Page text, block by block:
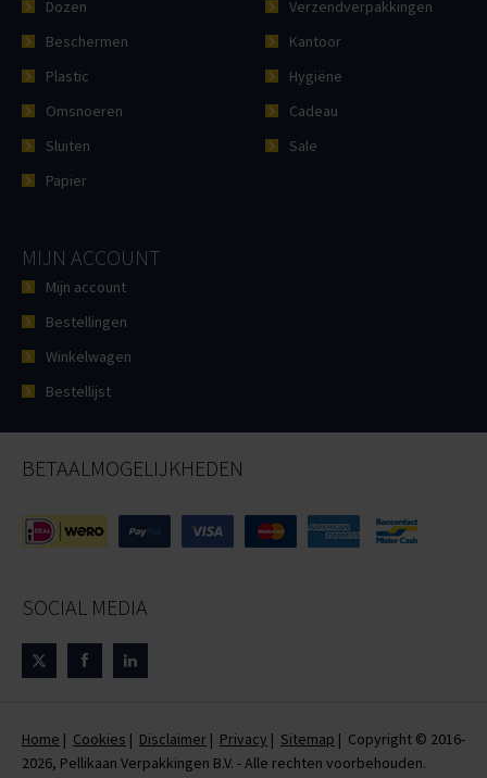
Dozen
Beschermen
Plastic
Omsnoeren
Sluiten
Papier
Verzendverpakkingen
Kantoor
Hygiëne
Cadeau
Sale
MIJN ACCOUNT
Mijn account
Bestellingen
Winkelwagen
Bestellijst
BETAALMOGELIJKHEDEN
SOCIAL MEDIA
Home | Cookies | Disclaimer | Privacy | Sitemap | Copyright © 2016-
2026, Pellikaan Verpakkingen B.V. - Alle rechten voorbehouden.